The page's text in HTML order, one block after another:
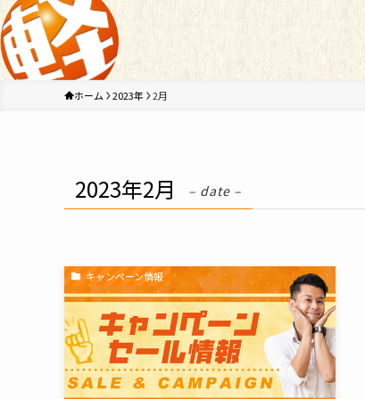
ホーム 2023年 2月
2023年2月 – date –
キャンペーン情報